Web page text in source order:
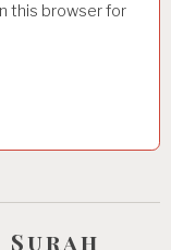
this browser for
Surah